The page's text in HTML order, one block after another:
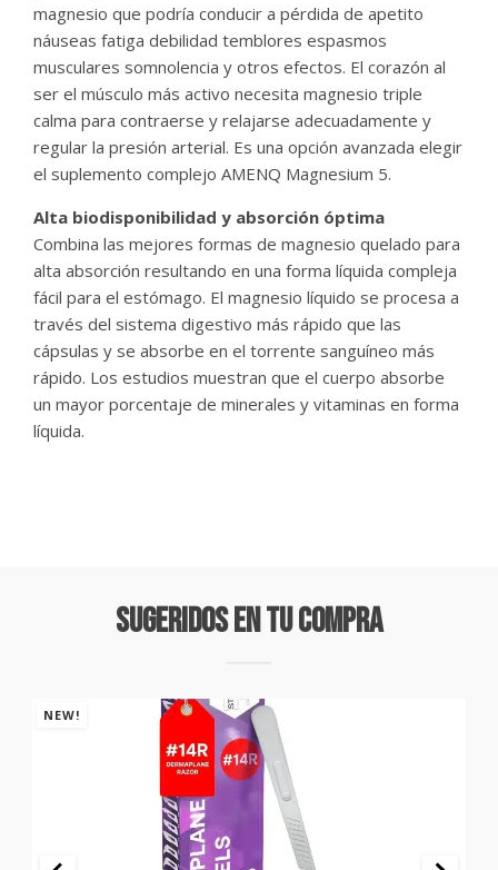
magnesio que podría conducir a pérdida de apetito
náuseas fatiga debilidad temblores espasmos
musculares somnolencia y otros efectos. El corazón al
ser el músculo más activo necesita magnesio triple
calma para contraerse y relajarse adecuadamente y
regular la presión arterial. Es una opción avanzada elegir
el suplemento complejo AMENQ Magnesium 5.
Alta biodisponibilidad y absorción óptima
Combina las mejores formas de magnesio quelado para
alta absorción resultando en una forma líquida compleja
fácil para el estómago. El magnesio líquido se procesa a
través del sistema digestivo más rápido que las
cápsulas y se absorbe en el torrente sanguíneo más
rápido. Los estudios muestran que el cuerpo absorbe
un mayor porcentaje de minerales y vitaminas en forma
líquida.
Sugeridos En Tu Compra
NEW!